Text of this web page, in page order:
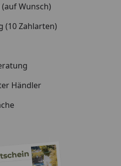
Wunsch)
(10 Zahlarten)
Händler